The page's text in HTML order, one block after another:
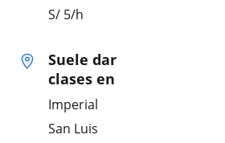
S/ 5/h
Suele dar
clases en
Imperial
San Luis